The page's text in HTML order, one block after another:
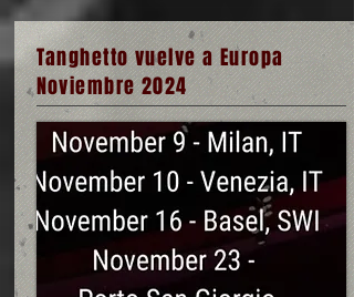
Tanghetto vuelve a Europa
Noviembre 2024